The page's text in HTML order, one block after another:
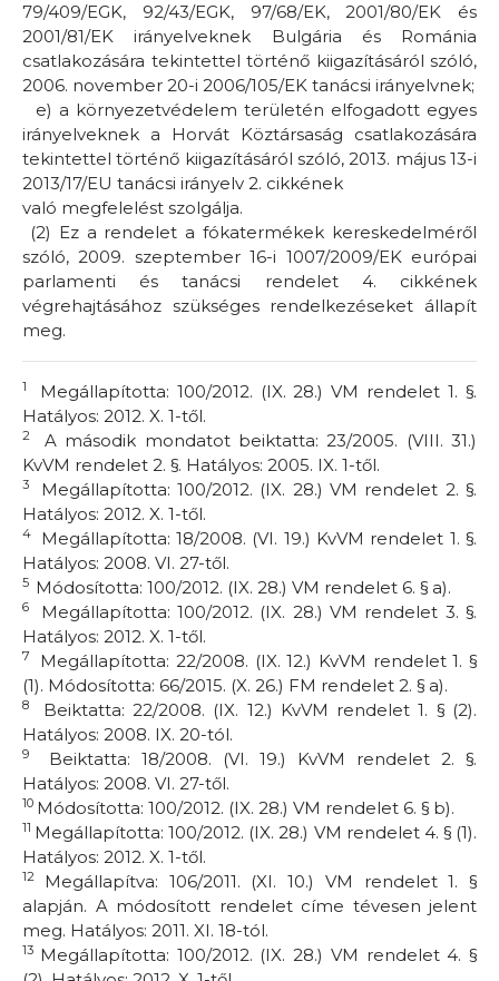
79/409/EGK, 92/43/EGK, 97/68/EK, 2001/80/EK és
2001/81/EK irányelveknek Bulgária és Románia
csatlakozására tekintettel történő kiigazításáról szóló,
2006. november 20-i 2006/105/EK tanácsi irányelvnek;
e) a környezetvédelem területén elfogadott egyes
irányelveknek a Horvát Köztársaság csatlakozására
tekintettel történő kiigazításáról szóló, 2013. május 13-i
2013/17/EU tanácsi irányelv 2. cikkének
való megfelelést szolgálja.
(2) Ez a rendelet a fókatermékek kereskedelméről
szóló, 2009. szeptember 16-i 1007/2009/EK európai
parlamenti és tanácsi rendelet 4. cikkének
végrehajtásához szükséges rendelkezéseket állapít
meg.
1 Megállapította: 100/2012. (IX. 28.) VM rendelet 1. §.
Hatályos: 2012. X. 1-től.
2 A második mondatot beiktatta: 23/2005. (VIII. 31.)
KvVM rendelet 2. §. Hatályos: 2005. IX. 1-től.
3 Megállapította: 100/2012. (IX. 28.) VM rendelet 2. §.
Hatályos: 2012. X. 1-től.
4 Megállapította: 18/2008. (VI. 19.) KvVM rendelet 1. §.
Hatályos: 2008. VI. 27-től.
5 Módosította: 100/2012. (IX. 28.) VM rendelet 6. § a).
6 Megállapította: 100/2012. (IX. 28.) VM rendelet 3. §.
Hatályos: 2012. X. 1-től.
7 Megállapította: 22/2008. (IX. 12.) KvVM rendelet 1. §
(1). Módosította: 66/2015. (X. 26.) FM rendelet 2. § a).
8 Beiktatta: 22/2008. (IX. 12.) KvVM rendelet 1. § (2).
Hatályos: 2008. IX. 20-tól.
9 Beiktatta: 18/2008. (VI. 19.) KvVM rendelet 2. §.
Hatályos: 2008. VI. 27-től.
10 Módosította: 100/2012. (IX. 28.) VM rendelet 6. § b).
11 Megállapította: 100/2012. (IX. 28.) VM rendelet 4. § (1).
Hatályos: 2012. X. 1-től.
12 Megállapítva: 106/2011. (XI. 10.) VM rendelet 1. §
alapján. A módosított rendelet címe tévesen jelent
meg. Hatályos: 2011. XI. 18-tól.
13 Megállapította: 100/2012. (IX. 28.) VM rendelet 4. §